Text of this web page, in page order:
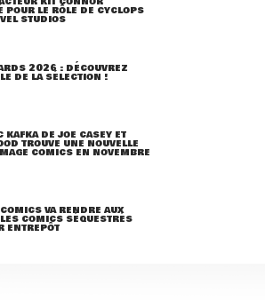
POUR LE RÔLE DE CYCLOPS
STUDIOS
2026 : DÉCOUVREZ
DE LA SÉLECTION !
KAFKA DE JOE CASEY ET
TROUVE UNE NOUVELLE
COMICS EN NOVEMBRE
VA RENDRE AUX
COMICS SÉQUESTRÉS
ENTREPÔT